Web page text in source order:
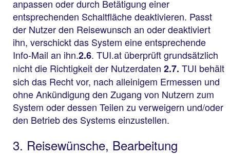
anpassen oder durch Betätigung einer
entsprechenden Schaltfläche deaktivieren. Passt
der Nutzer den Reisewunsch an oder deaktiviert
ihn, verschickt das System eine entsprechende
Info-Mail an ihn.2.6. TUI.at überprüft grundsätzlich
nicht die Richtigkeit der Nutzerdaten 2.7. TUI behält
sich das Recht vor, nach alleinigem Ermessen und
ohne Ankündigung den Zugang von Nutzern zum
System oder dessen Teilen zu verweigern und/oder
den Betrieb des Systems einzustellen.
3. Reisewünsche, Bearbeitung